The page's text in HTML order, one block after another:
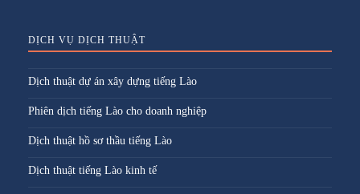
DỊCH VỤ DỊCH THUẬT
Dịch thuật dự án xây dựng tiếng Lào
Phiên dịch tiếng Lào cho doanh nghiệp
Dịch thuật hồ sơ thầu tiếng Lào
Dịch thuật tiếng Lào kinh tế